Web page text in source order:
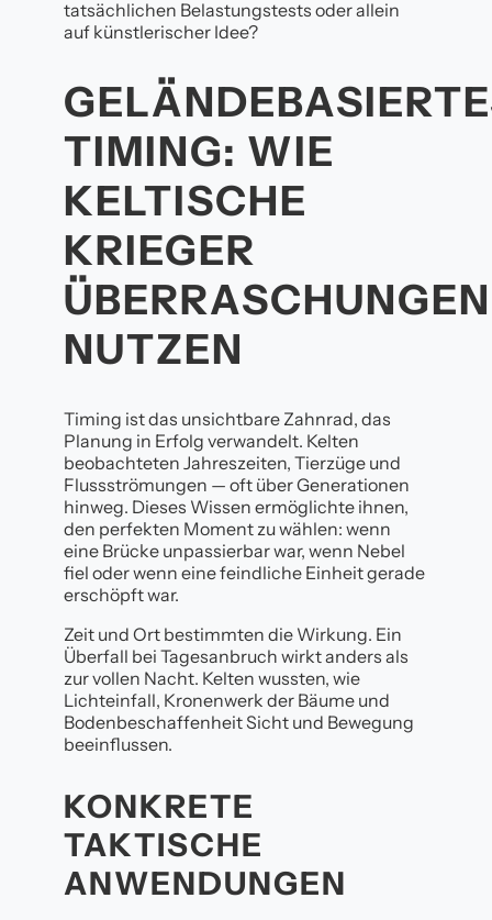
tatsächlichen Belastungstests oder allein
auf künstlerischer Idee?
TIMING: WIE
KELTISCHE
KRIEGER
ÜBERRASCHUNGEN
NUTZEN
Timing ist das unsichtbare Zahnrad, das
Planung in Erfolg verwandelt. Kelten
beobachteten Jahreszeiten, Tierzüge und
Flussströmungen — oft über Generationen
hinweg. Dieses Wissen ermöglichte ihnen,
den perfekten Moment zu wählen: wenn
eine Brücke unpassierbar war, wenn Nebel
fiel oder wenn eine feindliche Einheit gerade
erschöpft war.
Zeit und Ort bestimmten die Wirkung. Ein
Überfall bei Tagesanbruch wirkt anders als
zur vollen Nacht. Kelten wussten, wie
Lichteinfall, Kronenwerk der Bäume und
Bodenbeschaffenheit Sicht und Bewegung
beeinflussen.
KONKRETE
TAKTISCHE
ANWENDUNGEN